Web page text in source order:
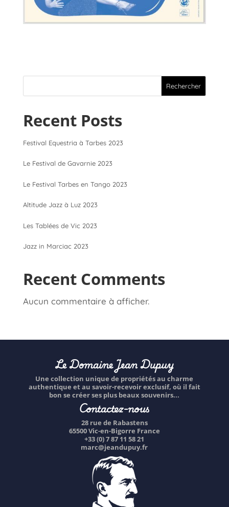
Rechercher
Recent Posts
Festival Equestria à Tarbes 2023
Le Festival de Gavarnie 2023
Le Festival Tarbes en Tango 2023
Altitude Jazz à Luz 2023
Les Tablées de Vic 2023
Jazz in Marciac 2023
Recent Comments
Aucun commentaire à afficher.
Le Domaine Jean Dupuy
Une collection unique de propriétés au charme
authentique et au savoir-recevoir exclusif, où il fait
bon se créer ses plus beaux souvenirs...
Contactez-nous
28 rue de Rabastens
65500 Vic-en-Bigorre France
+33 (0) 7 87 11 58 21
marc@jeandupuy.fr